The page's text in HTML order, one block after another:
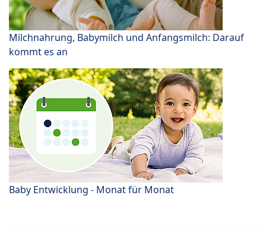
Milchnahrung, Babymilch und Anfangsmilch: Darauf
kommt es an
Baby Entwicklung - Monat für Monat